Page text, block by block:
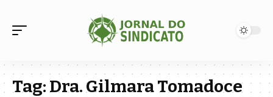
Tag:Dra. Gilmara Tomadoce